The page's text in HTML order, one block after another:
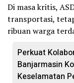
Di masa kritis,
transportasi,
ribuan warga
Perkuat
Banjarmasin
Keselamatan